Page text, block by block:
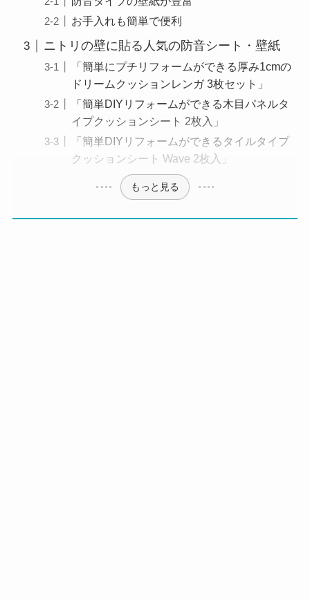
お手入れも簡単で便利
ニトリの壁に貼る人気の防音シート・壁紙
「簡単にプチリフォームができる厚み1cmの
ドリームクッションレンガ 3枚セット」
「簡単DIYリフォームができる木目パネルタ
イプクッションシート 2枚入」
「簡単DIYリフォームができるタイルタイプ
クッションシート Wave 2枚入」
もっと見る